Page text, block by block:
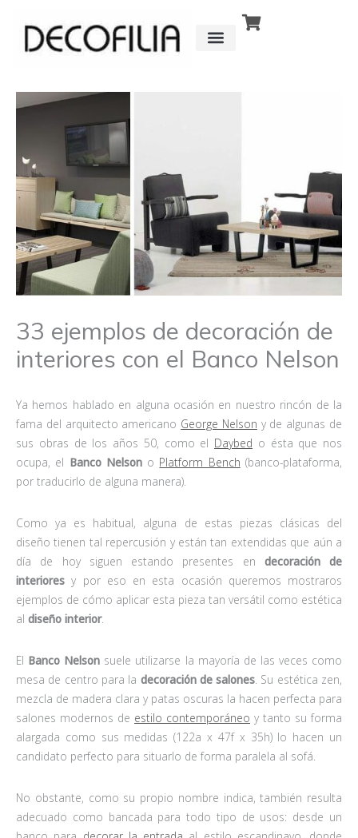
contenido
33 ejemplos de decoración de
interiores con el Banco Nelson
Ya hemos hablado en alguna ocasión en nuestro rincón de la
fama del arquitecto americano George Nelson y de algunas de
sus obras de los años 50, como el Daybed o ésta que nos
ocupa, el Banco Nelsono Platform Bench (banco-plataforma,
por traducirlo de alguna manera).
Como ya es habitual, alguna de estas piezas clásicas del
diseño tienen tal repercusión y están tan extendidas que aún a
día de hoy siguen estando presentes en decoración de
interiores y por eso en esta ocasión queremos mostraros
ejemplos de cómo aplicar esta pieza tan versátil como estética
al diseño interior.
El Banco Nelson suele utilizarse la mayoría de las veces como
mesa de centro para la decoración de salones. Su estética zen,
mezcla de madera clara y patas oscuras la hacen perfecta para
salones modernos de estilo contemporáneo y tanto su forma
alargada como sus medidas (122a x 47f x 35h) lo hacen un
candidato perfecto para situarlo de forma paralela al sofá.
No obstante, como su propio nombre indica, también resulta
adecuado como bancada para todo tipo de usos: desde un